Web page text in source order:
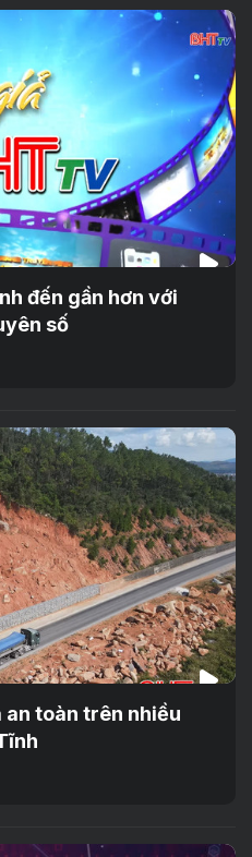
đến gần hơn với
số
an toàn trên nhiều